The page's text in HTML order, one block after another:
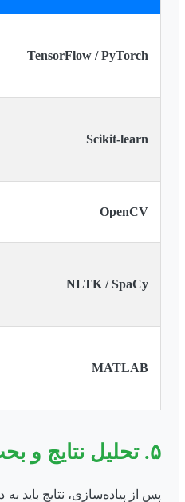
TensorFlow / PyTorch
Scikit-learn
OpenCV
NLTK / SpaCy
MATLAB
۵. تحلیل نتایج و بحث علمی
پس از پیاده‌سازی، نتایج باید